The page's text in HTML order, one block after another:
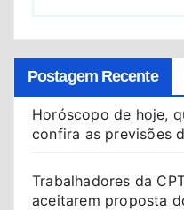
Postagem Recente
Horóscopo de hoje,
confira as previsões
Trabalhadores da
aceitarem proposta